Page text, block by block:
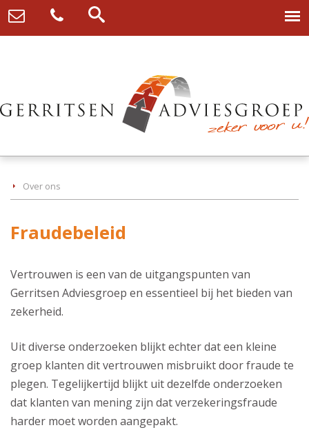
Over ons
Fraudebeleid
Vertrouwen is een van de uitgangspunten van
Gerritsen Adviesgroep en essentieel bij het bieden van
zekerheid.
Uit diverse onderzoeken blijkt echter dat een kleine
groep klanten dit vertrouwen misbruikt door fraude te
plegen. Tegelijkertijd blijkt uit dezelfde onderzoeken
dat klanten van mening zijn dat verzekeringsfraude
harder moet worden aangepakt.